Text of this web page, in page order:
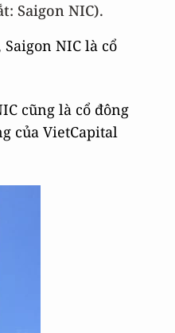
Saigon NIC).
NIC là cổ
cũng là cổ đông
của VietCapital